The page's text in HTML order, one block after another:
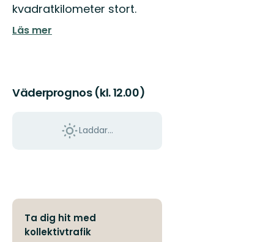
kvadratkilometer stort.
Läs mer
Väderprognos (kl. 12.00)
Laddar...
Ta dig hit med
kollektivtrafik